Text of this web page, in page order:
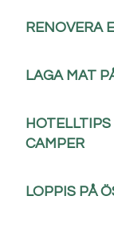
RENOVERA
LAGA MAT
CAMPER
LOPPIS PÅ